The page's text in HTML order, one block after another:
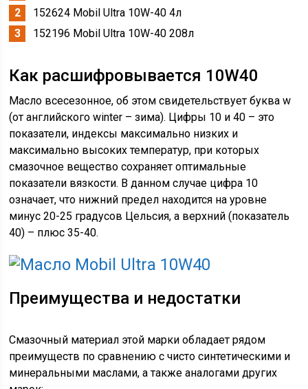
152624 Mobil Ultra 10W-40 4л
152196 Mobil Ultra 10W-40 208л
Как расшифровывается 10W40
Масло всесезонное, об этом свидетельствует буква w
(от английского winter – зима). Цифры 10 и 40 – это
показатели, индексы максимально низких и
максимально высоких температур, при которых
смазочное вещество сохраняет оптимальные
показатели вязкости. В данном случае цифра 10
означает, что нижний предел находится на уровне
минус 20-25 градусов Цельсия, а верхний (показатель
40) – плюс 35-40.
Преимущества и недостатки
Смазочный материал этой марки обладает рядом
преимуществ по сравнению с чисто синтетическими и
минеральными маслами, а также аналогами других